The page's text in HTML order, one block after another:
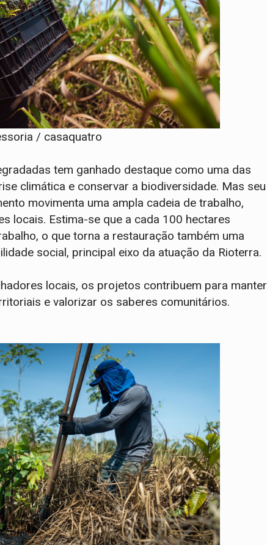
/ casaquatro
tem ganhado destaque como uma das
climática e conservar a biodiversidade. Mas seu
movimenta uma ampla cadeia de trabalho,
locais. Estima-se que a cada 100 hectares
o que torna a restauração também uma
social, principal eixo da atuação da Rioterra.
locais, os projetos contribuem para manter
e valorizar os saberes comunitários.